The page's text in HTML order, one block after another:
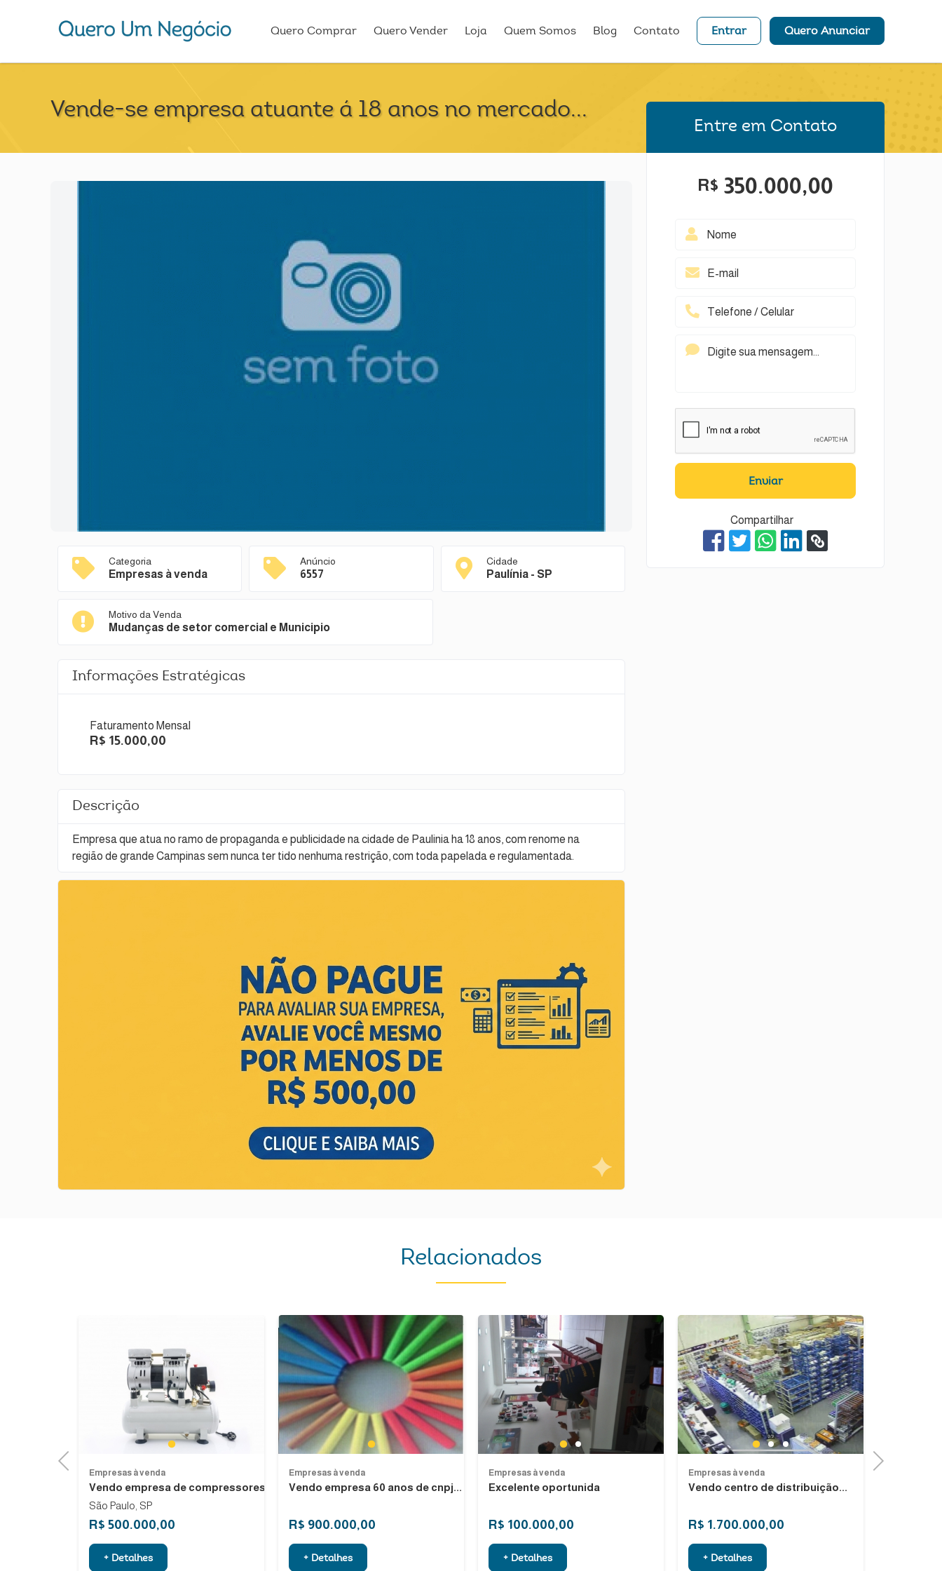
Quero Comprar Quero Vender Loja Quem Somos Blog Contato Entrar Quero Anunciar
Vende-se empresa atuante á 18 anos no mercado...
Categoria
Empresas à venda
Anúncio
6557
Cidade
Paulínia - SP
Motivo da Venda
Mudanças de setor comercial e Municipio
Informações Estratégicas
Faturamento Mensal
R$ 15.000,00
Descrição
Empresa que atua no ramo de propaganda e publicidade na cidade de Paulinia ha 18 anos, com renome na
região de grande Campinas sem nunca ter tido nenhuma restrição, com toda papelada e regulamentada.
Entre em Contato
R$ 350.000,00
Enviar
Compartilhar
Relacionados
Previous
1
Empresas à venda
Vendo empresa de compressores...
São Paulo, SP
R$ 500.000,00
+ Detalhes
1
Empresas à venda
Vendo empresa 60 anos de cnpj...
R$ 900.000,00
+ Detalhes
Previous Next
1 2
Empresas à venda
Excelente oportunida
R$ 100.000,00
+ Detalhes
Previous
1 2 3
Empresas à venda
Vendo centro de distribuição...
R$ 1.700.000,00
+ Detalhes
Previous
Next